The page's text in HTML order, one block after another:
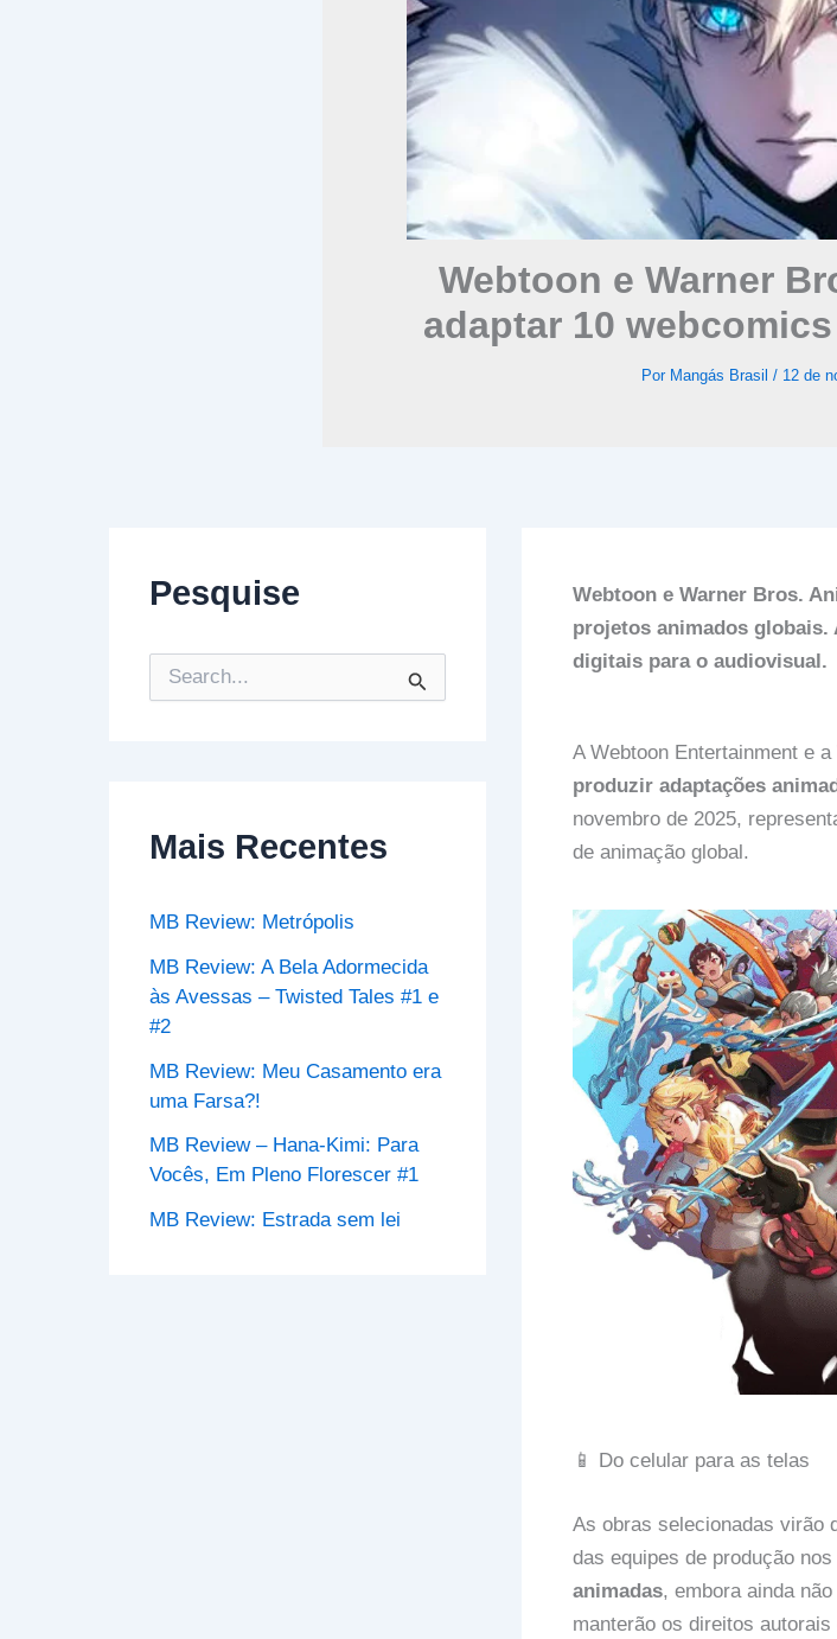
Webtoon e Warner
adaptar 10
Por Mangás Brasil / 12 de
Pesquise
e
a
o
:
Mais Recentes
MB Review: Metrópolis
MB Review: A Bela Adormecida
às Avessas – Twisted Tales #1 e
#2
MB Review: Meu Casamento era
uma Farsa?!
MB Review – Hana-Kimi: Para
Vocês, Em Pleno Florescer #1
MB Review: Estrada sem lei
Webtoon e Warner Bros.
projetos animados globais.
digitais para o audiovisual.
A Webtoon Entertainment e
produzir adaptações
novembro de 2025,
de animação global.
📱 Do celular para as telas
As obras selecionadas virão
das equipes de produção
animadas, embora ainda
manterão os direitos